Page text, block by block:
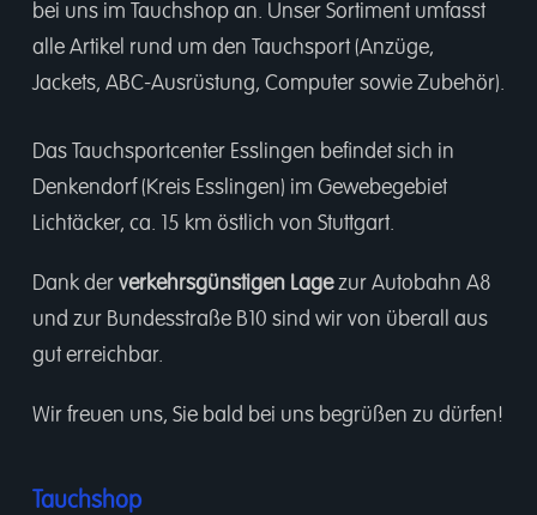
bei uns im Tauchshop an. Unser Sortiment umfasst
alle Artikel rund um den Tauchsport (Anzüge,
Jackets, ABC-Ausrüstung, Computer sowie Zubehör).
Das Tauchsportcenter Esslingen befindet sich in
Denkendorf (Kreis Esslingen) im Gewebegebiet
Lichtäcker, ca. 15 km östlich von Stuttgart.
Dank der verkehrsgünstigen Lagezur Autobahn A8
und zur Bundesstraße B10 sind wir von überall aus
gut erreichbar.
Wir freuen uns, Sie bald bei uns begrüßen zu dürfen!
Tauchshop